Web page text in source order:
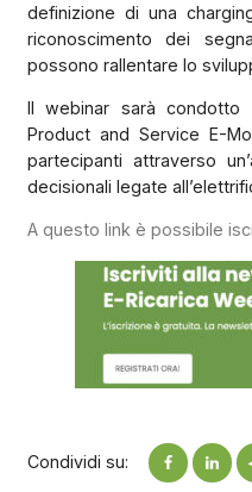
definizione di una
riconoscimento dei
possono rallentare lo
Il webinar sarà condotto
Product and Service E-
partecipanti attraverso
decisionali legate
A questo link è possibile
Condividi su: